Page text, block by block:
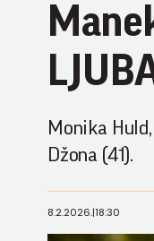
Monika
Džona (41).
8.2.2026.|18:30